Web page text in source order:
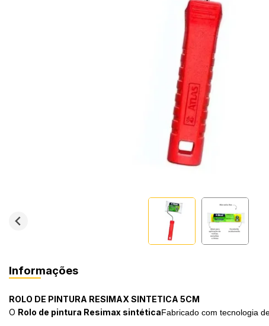
Informações
ROLO DE PINTURA RESIMAX SINTETICA 5CM
O Rolo de pintura Resimax sintéticaFabricado com tecnologia